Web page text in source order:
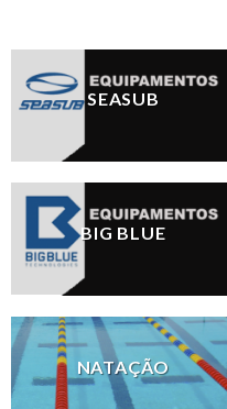
SEASUB
BIG BLUE
NATAÇÃO